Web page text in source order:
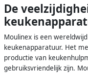
De
Moulinex is een
keukenapparatuur. Het
productie van
gebruiksvriendelijk zijn.